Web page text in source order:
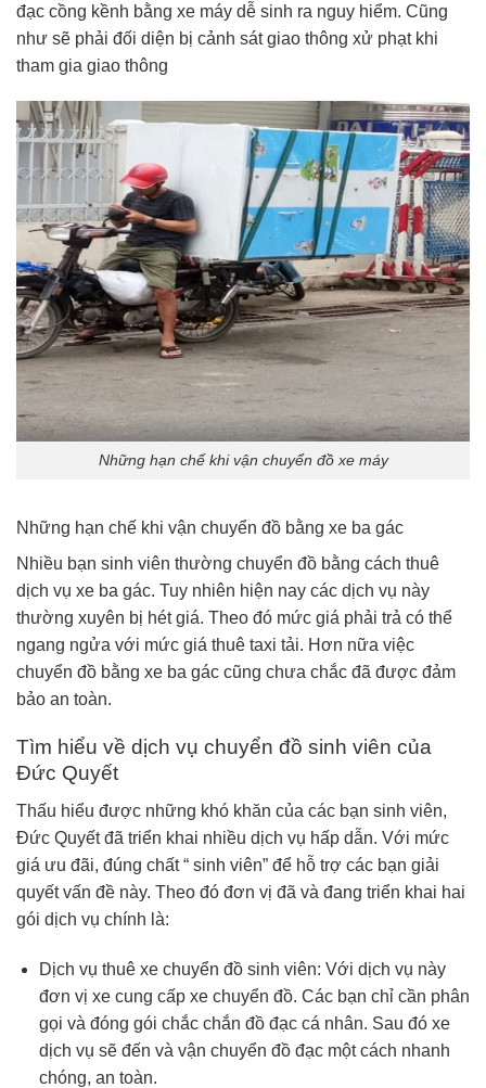
đạc cồng kềnh bằng xe máy dễ sinh ra nguy hiểm. Cũng
như sẽ phải đối diện bị cảnh sát giao thông xử phạt khi
tham gia giao thông
Những hạn chế khi vận chuyển đồ xe máy
Những hạn chế khi vận chuyển đồ bằng xe ba gác
Nhiều bạn sinh viên thường chuyển đồ bằng cách thuê
dịch vụ xe ba gác. Tuy nhiên hiện nay các dịch vụ này
thường xuyên bị hét giá. Theo đó mức giá phải trả có thể
ngang ngửa với mức giá thuê taxi tải. Hơn nữa việc
chuyển đồ bằng xe ba gác cũng chưa chắc đã được đảm
bảo an toàn.
Tìm hiểu về dịch vụ chuyển đồ sinh viên của
Đức Quyết
Thấu hiểu được những khó khăn của các bạn sinh viên,
Đức Quyết đã triển khai nhiều dịch vụ hấp dẫn. Với mức
giá ưu đãi, đúng chất “ sinh viên” để hỗ trợ các bạn giải
quyết vấn đề này. Theo đó đơn vị đã và đang triển khai hai
gói dịch vụ chính là:
Dịch vụ thuê xe chuyển đồ sinh viên: Với dịch vụ này
đơn vị xe cung cấp xe chuyển đồ. Các bạn chỉ cần phân
gọi và đóng gói chắc chắn đồ đạc cá nhân. Sau đó xe
dịch vụ sẽ đến và vận chuyển đồ đạc một cách nhanh
chóng, an toàn.